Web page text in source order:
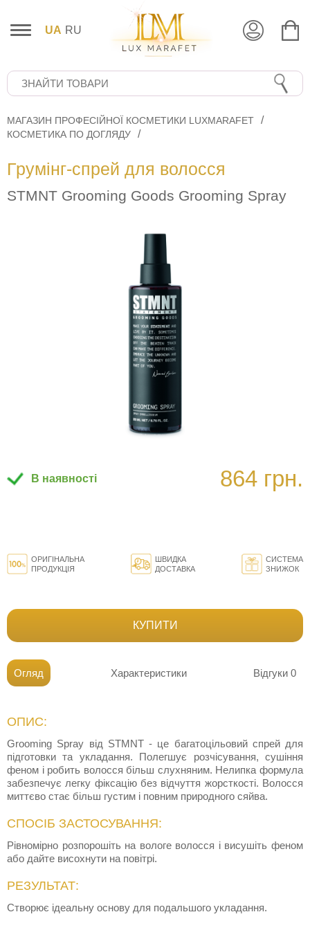
UA RU
МАГАЗИН ПРОФЕСІЙНОЇ КОСМЕТИКИ LUXMARAFET
КОСМЕТИКА ПО ДОГЛЯДУ
Грумінг-спрей для волосся
STMNT Grooming Goods Grooming Spray
В наявності 864 грн.
ОРИГІНАЛЬНА
ПРОДУКЦІЯ
ШВИДКА
ДОСТАВКА
СИСТЕМА
ЗНИЖОК
КУПИТИ
Огляд Характеристики Відгуки 0
ОПИС:
Grooming Spray від STMNT - це багатоцільовий спрей для
підготовки та укладання. Полегшує розчісування, сушіння
феном і робить волосся більш слухняним. Нелипка формула
забезпечує легку фіксацію без відчуття жорсткості. Волосся
миттєво стає більш густим і повним природного сяйва.
СПОСІБ ЗАСТОСУВАННЯ:
Рівномірно розпорошіть на вологе волосся і висушіть феном
або дайте висохнути на повітрі.
РЕЗУЛЬТАТ:
Створює ідеальну основу для подальшого укладання.